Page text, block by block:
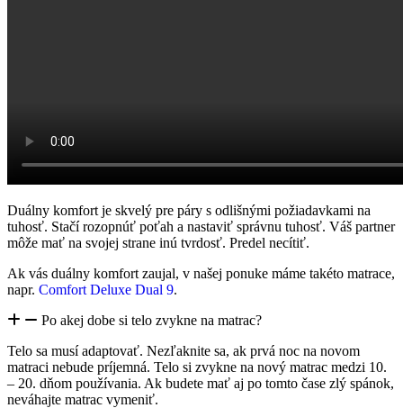
Duálny komfort je skvelý pre páry s odlišnými požiadavkami na
tuhosť. Stačí rozopnúť poťah a nastaviť správnu tuhosť. Váš partner
môže mať na svojej strane inú tvrdosť. Predel necítiť.
Ak vás duálny komfort zaujal, v našej ponuke máme takéto matrace,
napr. Comfort Deluxe Dual 9.
Po akej dobe si telo zvykne na matrac?
Telo sa musí adaptovať. Nezľaknite sa, ak prvá noc na novom
matraci nebude príjemná. Telo si zvykne na nový matrac medzi 10.
– 20. dňom používania. Ak budete mať aj po tomto čase zlý spánok,
neváhajte matrac vymeniť.